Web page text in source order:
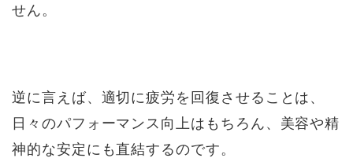
せん。
逆に言えば、適切に疲労を回復させることは、
日々のパフォーマンス向上はもちろん、美容や精
神的な安定にも直結するのです。